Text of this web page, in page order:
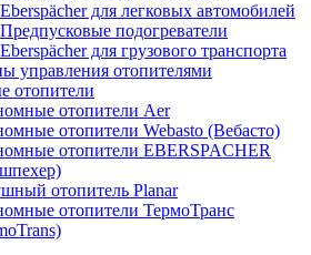
Eberspächer для легковых автомобилей
Предпусковые подогреватели
Eberspächer для грузового транспорта
управления отопителями
отопители
отопители Аer
отопители Webasto (Вебасто)
отопители EBERSPACHER
отопитель Planar
отопители ТермоТранс